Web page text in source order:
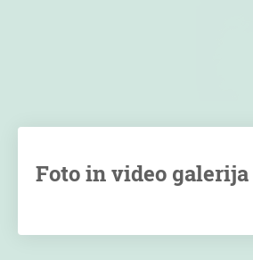
Foto in video galerija